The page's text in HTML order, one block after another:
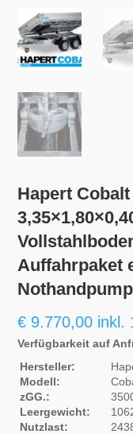
Hapert
Auffahrpaket
€ 9.770,00 inkl.
Verfügbarkeit auf
Hersteller:
Modell:
zGG.:
Leergewicht:
Nutzlast: